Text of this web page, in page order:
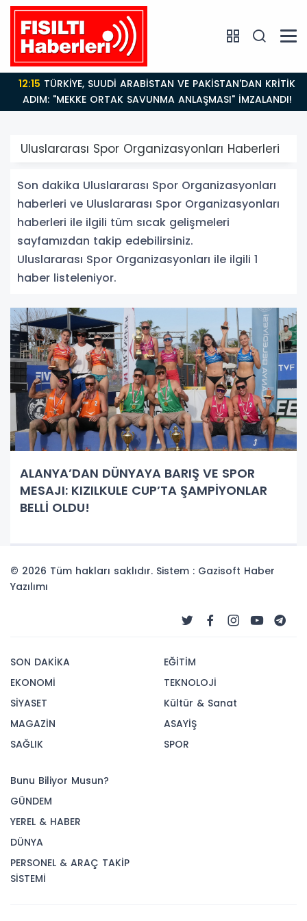
12:15TÜRKİYE, SUUDİ ARABİSTAN VE PAKİSTAN'DAN KRİTİK
ADIM: "MEKKE ORTAK SAVUNMA ANLAŞMASI" İMZALANDI!
Uluslararası Spor Organizasyonları Haberleri
Son dakika Uluslararası Spor Organizasyonları
haberleri ve Uluslararası Spor Organizasyonları
haberleri ile ilgili tüm sıcak gelişmeleri
sayfamızdan takip edebilirsiniz.
Uluslararası Spor Organizasyonları ile ilgili 1
haber listeleniyor.
ALANYA’DAN DÜNYAYA BARIŞ VE SPOR
MESAJI: KIZILKULE CUP’TA ŞAMPİYONLAR
BELLİ OLDU!
© 2026 Tüm hakları saklıdır. Sistem : Gazisoft Haber
Yazılımı
SON DAKİKA
EKONOMİ
SİYASET
MAGAZİN
SAĞLIK
EĞİTİM
TEKNOLOJİ
Kültür & Sanat
ASAYİŞ
SPOR
Bunu Biliyor Musun?
GÜNDEM
YEREL & HABER
DÜNYA
PERSONEL & ARAÇ TAKİP
SİSTEMİ